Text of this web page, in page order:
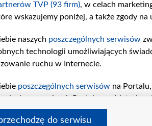
TVP (93 firm), w celach
wskazujemy poniżej, a także zgody
naszych poszczególnych serwisów
technologii umożliwiających
ruchu w Internecie.
poszczególnych serwisów na
w serwisach Portalu czy historia
celów i funkcji: przechowywania
reklam, tworzenia profilu
do serwisu